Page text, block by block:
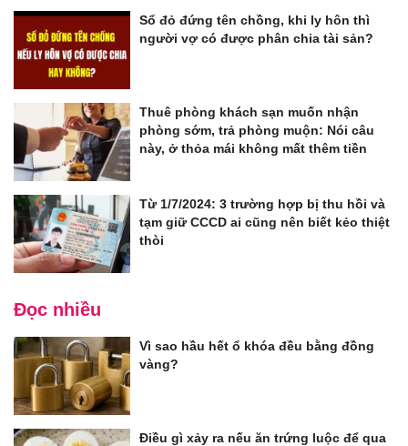
Sổ đỏ đứng tên chồng, khi ly hôn thì
người vợ có được phân chia tài sản?
Thuê phòng khách sạn muốn nhận
phòng sớm, trả phòng muộn: Nói câu
này, ở thỏa mái không mất thêm tiền
Từ 1/7/2024: 3 trường hợp bị thu hồi và
tạm giữ CCCD ai cũng nên biết kẻo thiệt
thòi
Đọc nhiều
Vì sao hầu hết ổ khóa đều bằng đồng
vàng?
Điều gì xảy ra nếu ăn trứng luộc để qua